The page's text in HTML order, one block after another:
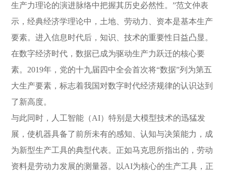
生产力理论的演进脉络中把握其历史必然性。”范文仲表
示，经典经济学理论中，土地、劳动力、资本是基本生产
要素。进入信息时代后，知识、技术的重要性日益凸显。
在数字经济时代，数据已成为驱动生产力跃迁的核心要
素。2019年，党的十九届四中全会首次将“数据”列为第五
大生产要素，标志着我国对数字时代经济规律的认识达到
了新高度。
与此同时，人工智能（AI）特别是大模型技术的迅猛发
展，使机器具备了前所未有的感知、认知与决策能力，成
为新型生产工具的典型代表。正如马克思所指出的，劳动
资料是劳动力发展的测量器。以AI为核心的生产工具，正